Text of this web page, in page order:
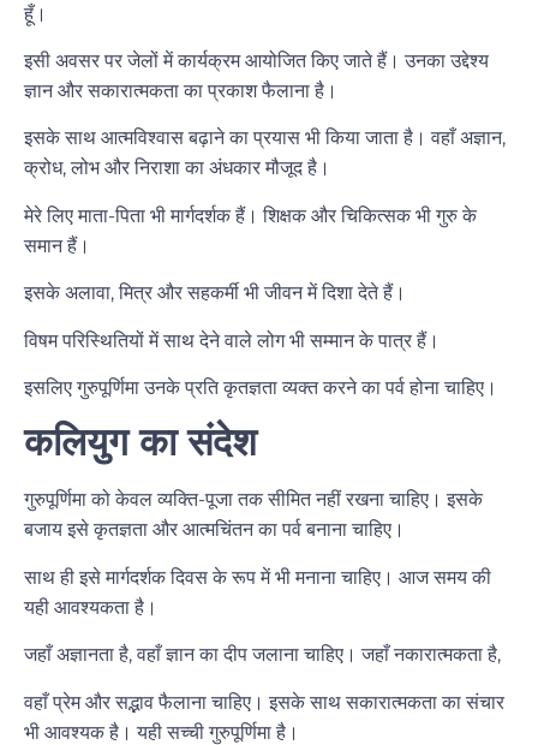
हूँ।
इसी अवसर पर जेलों में कार्यक्रम आयोजित किए जाते हैं। उनका उद्देश्य
ज्ञान और सकारात्मकता का प्रकाश फैलाना है।
इसके साथ आत्मविश्वास बढ़ाने का प्रयास भी किया जाता है। वहाँ अज्ञान,
क्रोध, लोभ और निराशा का अंधकार मौजूद है।
मेरे लिए माता-पिता भी मार्गदर्शक हैं। शिक्षक और चिकित्सक भी गुरु के
समान हैं।
इसके अलावा, मित्र और सहकर्मी भी जीवन में दिशा देते हैं।
विषम परिस्थितियों में साथ देने वाले लोग भी सम्मान के पात्र हैं।
इसलिए गुरुपूर्णिमा उनके प्रति कृतज्ञता व्यक्त करने का पर्व होना चाहिए।
कलियुग का संदेश
गुरुपूर्णिमा को केवल व्यक्ति-पूजा तक सीमित नहीं रखना चाहिए। इसके
बजाय इसे कृतज्ञता और आत्मचिंतन का पर्व बनाना चाहिए।
साथ ही इसे मार्गदर्शक दिवस के रूप में भी मनाना चाहिए। आज समय की
यही आवश्यकता है।
जहाँ अज्ञानता है, वहाँ ज्ञान का दीप जलाना चाहिए। जहाँ नकारात्मकता है,
वहाँ प्रेम और सद्भाव फैलाना चाहिए। इसके साथ सकारात्मकता का संचार
भी आवश्यक है। यही सच्ची गुरुपूर्णिमा है।